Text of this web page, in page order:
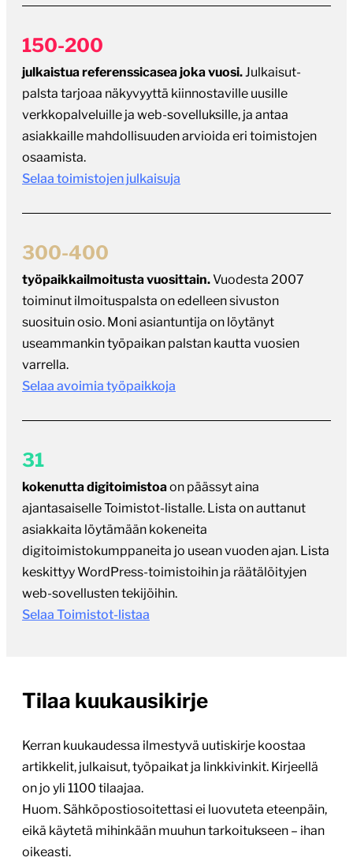
150-200
julkaistua referenssicasea joka vuosi.Julkaisut-
palsta tarjoaa näkyvyyttä kiinnostaville uusille
verkkopalveluille ja web-sovelluksille, ja antaa
asiakkaille mahdollisuuden arvioida eri toimistojen
osaamista.
Selaa toimistojen julkaisuja
300-400
työpaikkailmoitusta vuosittain.Vuodesta 2007
toiminut ilmoituspalsta on edelleen sivuston
suosituin osio. Moni asiantuntija on löytänyt
useammankin työpaikan palstan kautta vuosien
varrella.
Selaa avoimia työpaikkoja
31
kokenutta digitoimistoaon päässyt aina
ajantasaiselle Toimistot-listalle. Lista on auttanut
asiakkaita löytämään kokeneita
digitoimistokumppaneita jo usean vuoden ajan. Lista
keskittyy WordPress-toimistoihin ja räätälöityjen
web-sovellusten tekijöihin.
Selaa Toimistot-listaa
Tilaa kuukausikirje
Kerran kuukaudessa ilmestyvä uutiskirje koostaa
artikkelit, julkaisut, työpaikat ja linkkivinkit. Kirjeellä
on jo yli 1100 tilaajaa.
Huom. Sähköpostiosoitettasi ei luovuteta eteenpäin,
eikä käytetä mihinkään muuhun tarkoitukseen – ihan
oikeasti.